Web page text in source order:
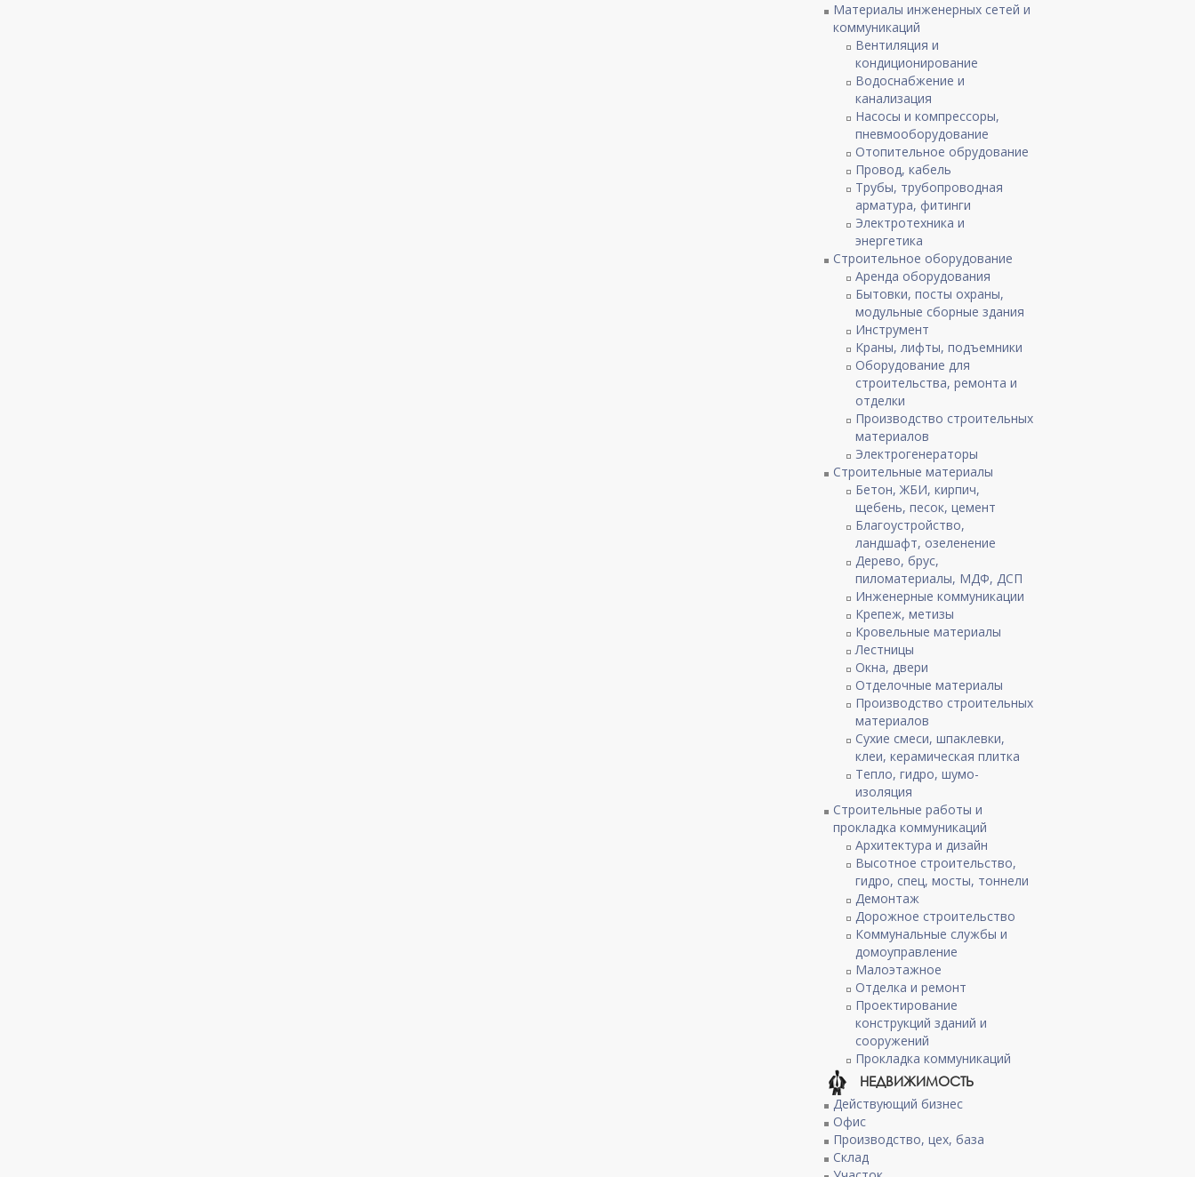
Материалы инженерных сетей и
коммуникаций
Вентиляция и
кондиционирование
Водоснабжение и
канализация
Насосы и компрессоры,
пневмооборудование
Отопительное обрудование
Провод, кабель
Трубы, трубопроводная
арматура, фитинги
Электротехника и
энергетика
Строительное оборудование
Аренда оборудования
Бытовки, посты охраны,
модульные сборные здания
Инструмент
Краны, лифты, подъемники
Оборудование для
строительства, ремонта и
отделки
Производство строительных
материалов
Электрогенераторы
Строительные материалы
Бетон, ЖБИ, кирпич,
щебень, песок, цемент
Благоустройство,
ландшафт, озеленение
Дерево, брус,
пиломатериалы, МДФ, ДСП
Инженерные коммуникации
Крепеж, метизы
Кровельные материалы
Лестницы
Окна, двери
Отделочные материалы
Производство строительных
материалов
Сухие смеси, шпаклевки,
клеи, керамическая плитка
Тепло, гидро, шумо-
изоляция
Строительные работы и
прокладка коммуникаций
Архитектура и дизайн
Высотное строительство,
гидро, спец, мосты, тоннели
Демонтаж
Дорожное строительство
Коммунальные службы и
домоуправление
Малоэтажное
Отделка и ремонт
Проектирование
конструкций зданий и
сооружений
Прокладка коммуникаций
НЕДВИЖИМОСТЬ
Действующий бизнес
Офис
Производство, цех, база
Склад